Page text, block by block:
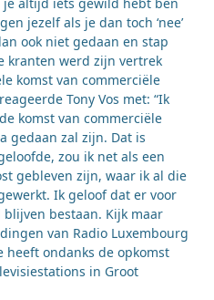
jezelf als je dan toch ‘nee’
ook niet gedaan en stap
kranten werd zijn vertrek
komst van commerciële
Tony Vos met: “Ik
komst van commerciële
gedaan zal zijn. Dat is
zou ik net als een
gebleven zijn, waar ik al die
Ik geloof dat er voor
bestaan. Kijk maar
van Radio Luxembourg
heeft ondanks de opkomst
in Groot